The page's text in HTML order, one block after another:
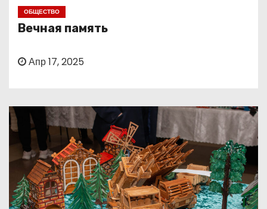
ОБЩЕСТВО
Вечная память
Апр 17, 2025